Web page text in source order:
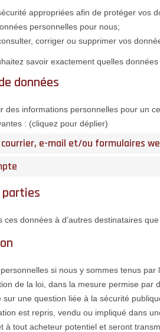
appropriées afin de protéger vos
personnelles pour nous;
corriger ou supprimer vos
savoir exactement quelles
données
des informations personnelles pour un
: (cliquez pour déplier)
courrier, e-mail et/ou formulaires
parties
données à d’autres destinataires
si nous y sommes tenus
de la loi, dans la mesure permise par
une question liée à la sécurité
est repris, vendu ou impliqué dans
à tout acheteur potentiel et seront